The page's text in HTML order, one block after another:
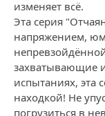
изменяет всё.
Эта серия
напряжением,
захватывающие
испытаниях, эта
находкой! Не
погрузиться в